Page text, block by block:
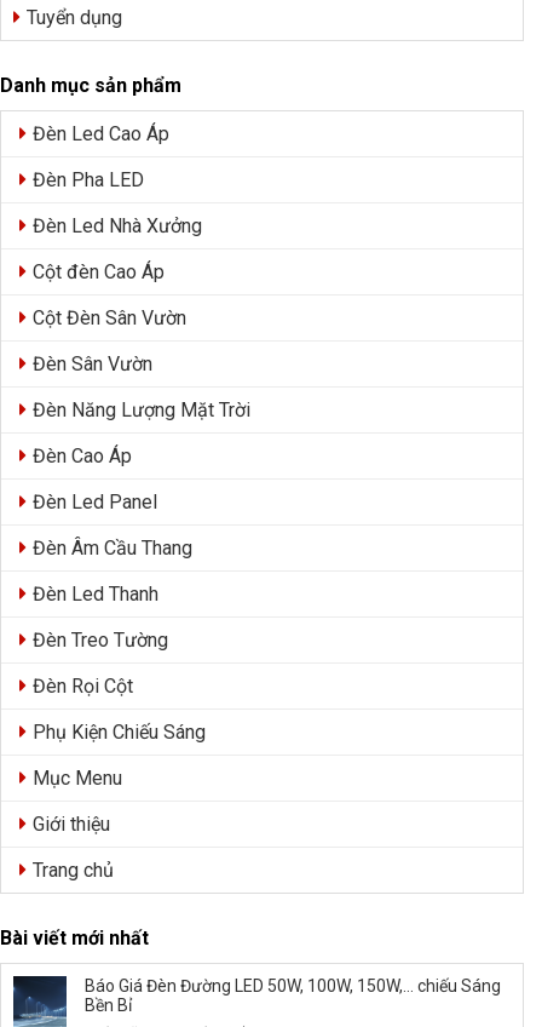
Tuyển dụng
Danh mục sản phẩm
Đèn Led Cao Áp
Đèn Pha LED
Đèn Led Nhà Xưởng
Cột đèn Cao Áp
Cột Đèn Sân Vườn
Đèn Sân Vườn
Đèn Năng Lượng Mặt Trời
Đèn Cao Áp
Đèn Led Panel
Đèn Âm Cầu Thang
Đèn Led Thanh
Đèn Treo Tường
Đèn Rọi Cột
Phụ Kiện Chiếu Sáng
Mục Menu
Giới thiệu
Trang chủ
Bài viết mới nhất
Báo Giá Đèn Đường LED 50W, 100W, 150W,… chiếu Sáng
Bền Bỉ